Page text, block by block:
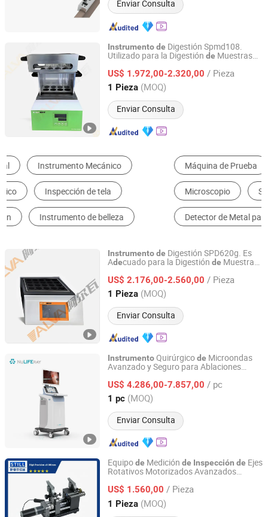
Enviar Consulta
Instrumentode Digestión Spmd108.
Utilizado para la Digestión de Muestras
etc., por InstitucionesdeInspección
Calidad
US$ 1.972,00-2.320,00 / Pieza
1 Pieza (MOQ)
Enviar Consulta
Jinan Alva Instrument Co., Ltd.
Shandong, China Desde 2024
Máquina de Prueba Aparato de Medida
Microscopio Sistema de Medición de Video
Detector de Metal para Alimentación Manómetro
Instrumentode Digestión SPD620g. Es
Adecuado para la Digestión de Muestras
por la Industria Alimentaria y las
Institucionesde
US$ 2.176,00-2.560,00 / Pieza
1 Pieza (MOQ)
Enviar Consulta
Jinan Alva Instrument Co., Ltd.
Shandong, China Desde 2024
InstrumentoQuirúrgicode Microondas
Avanzado y Seguro para Ablaciones
US$ 4.286,00-7.857,00 / pc
1 pc (MOQ)
Enviar Consulta
Nanjing Nuoyuan Medical Devices Co., Ltd.
Jiangsu, China Desde 2025
Equipode Medición de Inspección de Ejes
Rotativos Motorizados Avanzados
US$ 1.560,00 / Pieza
1 Pieza (MOQ)
Dongguan Still Precision Instrument Co., Ltd
Guangdong, China Desde 2025